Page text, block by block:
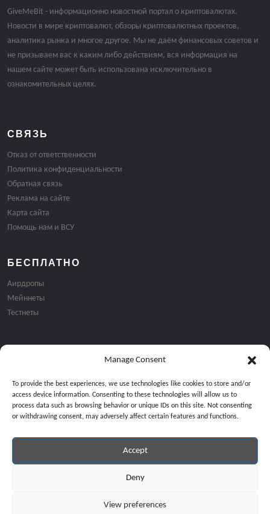
Manage Consent
To provide the best experiences, we use technologies like cookies to store and/or
access device information. Consenting to these technologies will allow us to
process data such as browsing behavior or unique IDs on this site. Not consenting
or withdrawing consent, may adversely affect certain features and functions.
Accept
Deny
View preferences
GiveMeBit - информационно новостной портал о криптовалютах.
Новости в мире криптовалют, обзоры криптовалютных проектов,
аналитика рынка и многое другое. Мы не даём финансовых советов и
не призываем вас к каким либо действиям, вся информация на
нашем сайте может быть использована исключительно в
ознакомительных целях.
СВЯЗЬ
Отказ от ответственности
Политика конфиденциальности
Обратная связь
Реклама на сайте
Карта сайта
Помощь нам и ВСУ
БЕСПЛАТНО
Аирдропы
Мейннеты
Тестнеты
Подписка на email рассылку:
Продолжая, вы соглашаетесь с нашей политикой
Copyright © 2024 All Rights Reserved by